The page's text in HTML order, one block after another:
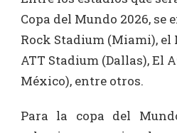
Copa del Mundo 2026, se
Rock Stadium (Miami),
ATT Stadium (Dallas), El
México), entre otros.
Para la copa del